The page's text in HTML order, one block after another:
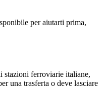
per aiutarti prima,
stazioni ferroviarie italiane,
una trasferta o deve lasciare